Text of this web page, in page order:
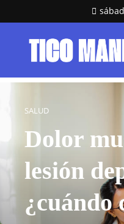
SALUD
Dolor
lesión
¿cuándo